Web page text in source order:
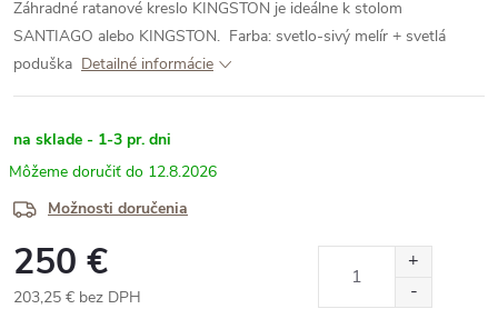
Záhradné ratanové kreslo KINGSTON je ideálne k stolom
SANTIAGO alebo KINGSTON. Farba: svetlo-sivý melír + svetlá
poduška Detailné informácie
na sklade - 1-3 pr. dni
12.8.2026
Možnosti doručenia
250 €
203,25 € bez DPH